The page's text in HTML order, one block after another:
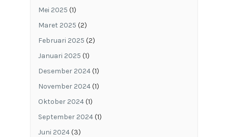
Mei 2025 (1)
Maret 2025 (2)
Februari 2025 (2)
Januari 2025 (1)
Desember 2024(1)
November 2024(1)
Oktober 2024(1)
September 2024(1)
Juni 2024(3)